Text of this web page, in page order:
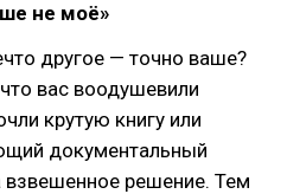
не моё»
другое — точно ваше?
вас воодушевили
крутую книгу или
документальный
взвешенное решение. Тем